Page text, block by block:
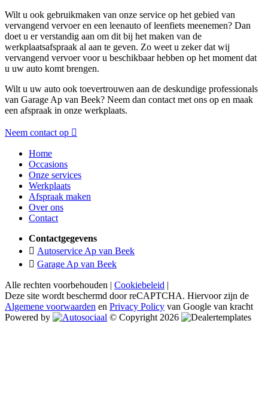
Wilt u ook gebruikmaken van onze service op het gebied van
vervangend vervoer en een leenauto of leenfiets meenemen? Dan
doet u er verstandig aan om dit bij het maken van de
werkplaatsafspraak al aan te geven. Zo weet u zeker dat wij
vervangend vervoer voor u beschikbaar hebben op het moment dat
u uw auto komt brengen.
Wilt u uw auto ook toevertrouwen aan de deskundige professionals
van Garage Ap van Beek? Neem dan contact met ons op en maak
een afspraak in onze werkplaats.
Neem contact op
Home
Occasions
Onze services
Werkplaats
Afspraak maken
Over ons
Contact
Contactgegevens
Autoservice Ap van Beek
Garage Ap van Beek
Alle rechten voorbehouden | Cookiebeleid |
Deze site wordt beschermd door reCAPTCHA. Hiervoor zijn de
Algemene voorwaarden en Privacy Policy van Google van kracht
Powered by
© Copyright 2026